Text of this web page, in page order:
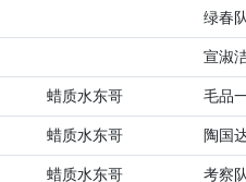
绿春
宣淑
蜡质水东哥 毛品
蜡质水东哥 陶国
蜡质水东哥 考察